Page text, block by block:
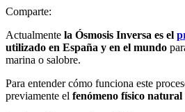
Comparte:
Actualmente la Ósmosis Inversa es el
utilizado en España y en el mundo
marina o salobre.
Para entender cómo funciona este
previamente el fenómeno físico natural